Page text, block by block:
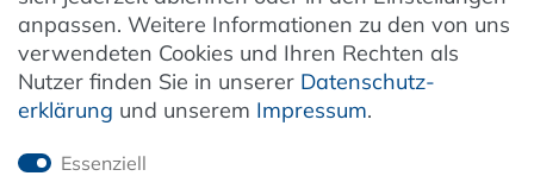
Newsletter
Jetzt anmelden
anpassen. Weitere Informationen zu den von uns
verwendeten Cookies und Ihren Rechten als
Nutzer finden Sie in unserer Daten­schutz­
erklärung und unserem Impressum.
Essenziell